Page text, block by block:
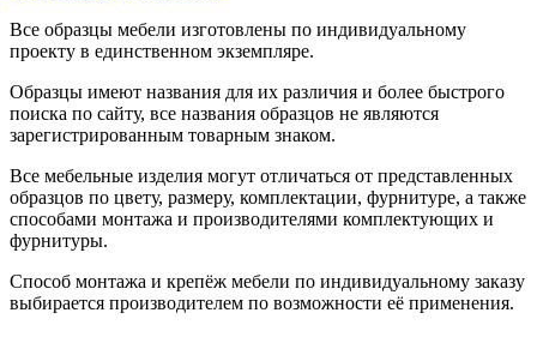
Все образцы мебели изготовлены по индивидуальному
проекту в единственном экземпляре.
Образцы имеют названия для их различия и более быстрого
поиска по сайту, все названия образцов не являются
зарегистрированным товарным знаком.
Все мебельные изделия могут отличаться от представленных
образцов по цвету, размеру, комплектации, фурнитуре, а также
способами монтажа и производителями комплектующих и
фурнитуры.
Способ монтажа и крепёж мебели по индивидуальному заказу
выбирается производителем по возможности её применения.